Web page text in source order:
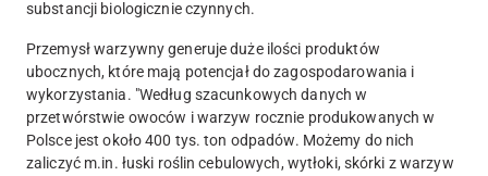
substancji biologicznie czynnych.
Przemysł warzywny generuje duże ilości produktów
ubocznych, które mają potencjał do zagospodarowania i
wykorzystania. "Według szacunkowych danych w
przetwórstwie owoców i warzyw rocznie produkowanych w
Polsce jest około 400 tys. ton odpadów. Możemy do nich
zaliczyć m.in. łuski roślin cebulowych, wytłoki, skórki z warzyw